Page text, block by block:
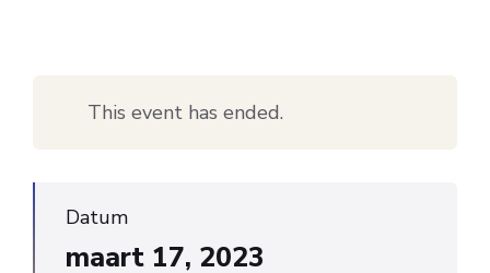
This event has ended.
Datum
maart 17, 2023